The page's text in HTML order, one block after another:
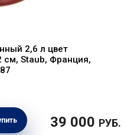
2,6 л цвет
см, Staub, Франция,
39 000 РУБ.